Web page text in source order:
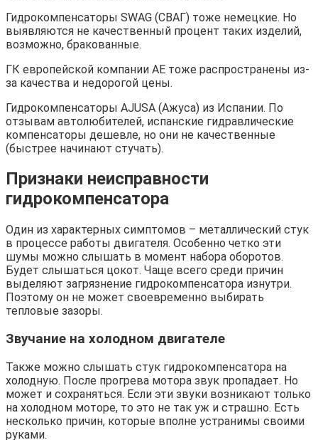
Гидрокомпенсаторы SWAG (СВАГ) тоже немецкие. Но
выявляются не качественный процент таких изделий,
возможно, бракованные.
ГК европейской компании AE тоже распространены из-
за качества и недорогой цены.
Гидрокомпенсаторы AJUSA (Ажуса) из Испании. По
отзывам автолюбителей, испанские гидравлические
компенсаторы дешевле, но они не качественные
(быстрее начинают стучать).
Признаки неисправности
гидрокомпенсатора
Один из характерных симптомов – металлический стук
в процессе работы двигателя. Особенно четко эти
шумы можно слышать в момент набора оборотов.
Будет слышаться цокот. Чаще всего среди причин
выделяют загрязнение гидрокомпенсатора изнутри.
Поэтому он не может своевременно выбирать
тепловые зазоры.
Звучание на холодном двигателе
Также можно слышать стук гидрокомпенсатора на
холодную. После прогрева мотора звук пропадает. Но
может и сохраняться. Если эти звуки возникают только
на холодном моторе, то это не так уж и страшно. Есть
несколько причин, которые вполне устранимы своими
руками.